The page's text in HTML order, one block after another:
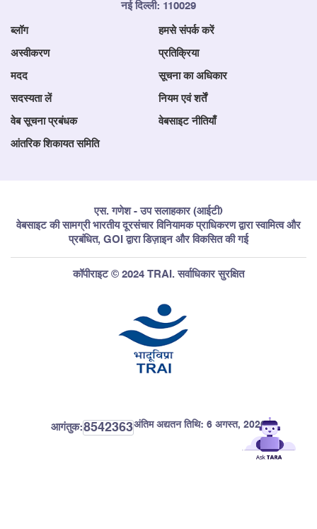
नई दिल्ली: 110029
ब्लॉग हमसे संपर्क करें
अस्वीकरण प्रतिक्रिया
मदद सूचना का अधिकार
सदस्यता लें नियम एवं शर्तें
वेब सूचना प्रबंधक वेबसाइट नीतियाँ
आंतरिक शिकायत समिति
एस. गणेश - उप सलाहकार (आईटी)
वेबसाइट की सामग्री भारतीय दूरसंचार विनियामक प्राधिकरण द्वारा स्वामित्व और
प्रबंधित, GOI द्वारा डिज़ाइन और विकसित की गई
कॉपीराइट © 2024 TRAI. सर्वाधिकार सुरक्षित
आगंतुक:8542363अंतिम अद्यतन तिथि: 6 अगस्त, 2026